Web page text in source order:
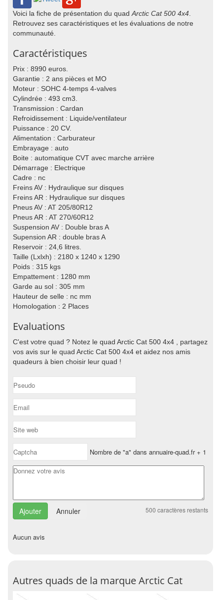
Voici la fiche de présentation du quad Arctic Cat 500 4x4
Retrouvez ses caractéristiques et les évaluations de notre
communauté.
Caractéristiques
Prix : 8990 euros.
Garantie : 2 ans pièces et MO
Moteur : SOHC 4-temps 4-valves
Cylindrée : 493 cm3.
Transmission : Cardan
Refroidissement : Liquide/ventilateur
Puissance : 20 CV.
Alimentation : Carburateur
Embrayage : auto
Boite : automatique CVT avec marche arrière
Démarrage : Electrique
Cadre : nc
Freins AV : Hydraulique sur disques
Freins AR : Hydraulique sur disques
Pneus AV : AT 205/80R12
Pneus AR : AT 270/60R12
Suspension AV : Double bras A
Supension AR : double bras A
Reservoir : 24,6 litres.
Taille (Lxlxh) : 2180 x 1240 x 1290
Poids : 315 kgs
Empattement : 1280 mm
Garde au sol : 305 mm
Hauteur de selle : nc mm
Homologation : 2 Places
Evaluations
C'est votre quad ? Notez le quad Arctic Cat 500 4x4 , partagez
vos avis sur le quad Arctic Cat 500 4x4 et aidez nos amis
quadeurs à bien choisir leur quad !
Nombre de "a" dans annuaire-quad.fr + 1
Annuler 500 caractères restants
Aucun avis
Autres quads de la marque Arctic Cat